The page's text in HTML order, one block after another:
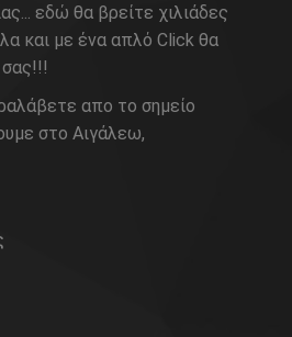
εδώ θα βρείτε χιλιάδες
και με ένα απλό Click θα
απο το σημείο
στο Αιγάλεω,